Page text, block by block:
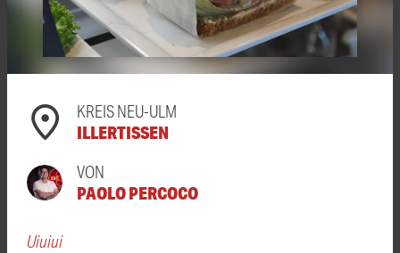
KREIS NEU-ULM
ILLERTISSEN
VON
PAOLO PERCOCO
Uiuiui